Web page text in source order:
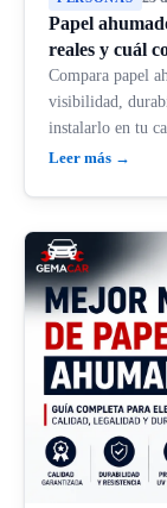
Papel
reales y cuál
Compara papel
visibilidad,
instalarlo en tu
Leer más →